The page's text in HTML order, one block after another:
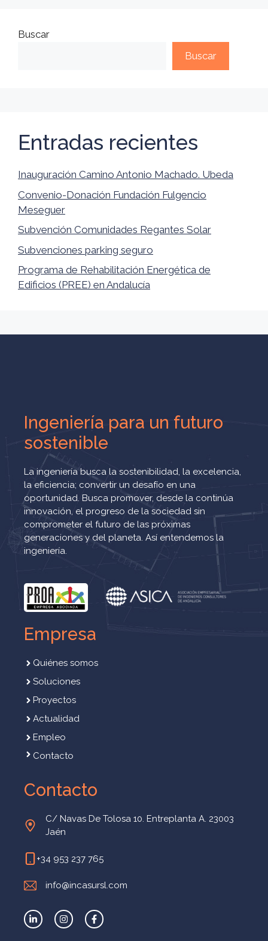
Buscar
Buscar
Entradas recientes
Inauguración Camino Antonio Machado. Ubeda
Convenio-Donación Fundación Fulgencio
Meseguer
Subvención Comunidades Regantes Solar
Subvenciones parking seguro
Programa de Rehabilitación Energética de
Edificios (PREE) en Andalucía
Ingeniería para un futuro
sostenible
La ingeniería busca la sostenibilidad, la excelencia,
la eficiencia; convertir un desafío en una
oportunidad. Busca promover, desde la continúa
innovación, el progreso de la sociedad sin
comprometer el futuro de las próximas
generaciones y del planeta. Así entendemos la
ingeniería.
Empresa
Quiénes somos
Soluciones
Proyectos
Actualidad
Empleo
Contacto
Contacto
C/ Navas De Tolosa 10. Entreplanta A. 23003
Jaén
+34 953 237 765
info@incasursl.com